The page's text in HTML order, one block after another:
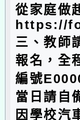
從家庭做
https://
三、教師
報名，全
編號
當日請自
因學校汽